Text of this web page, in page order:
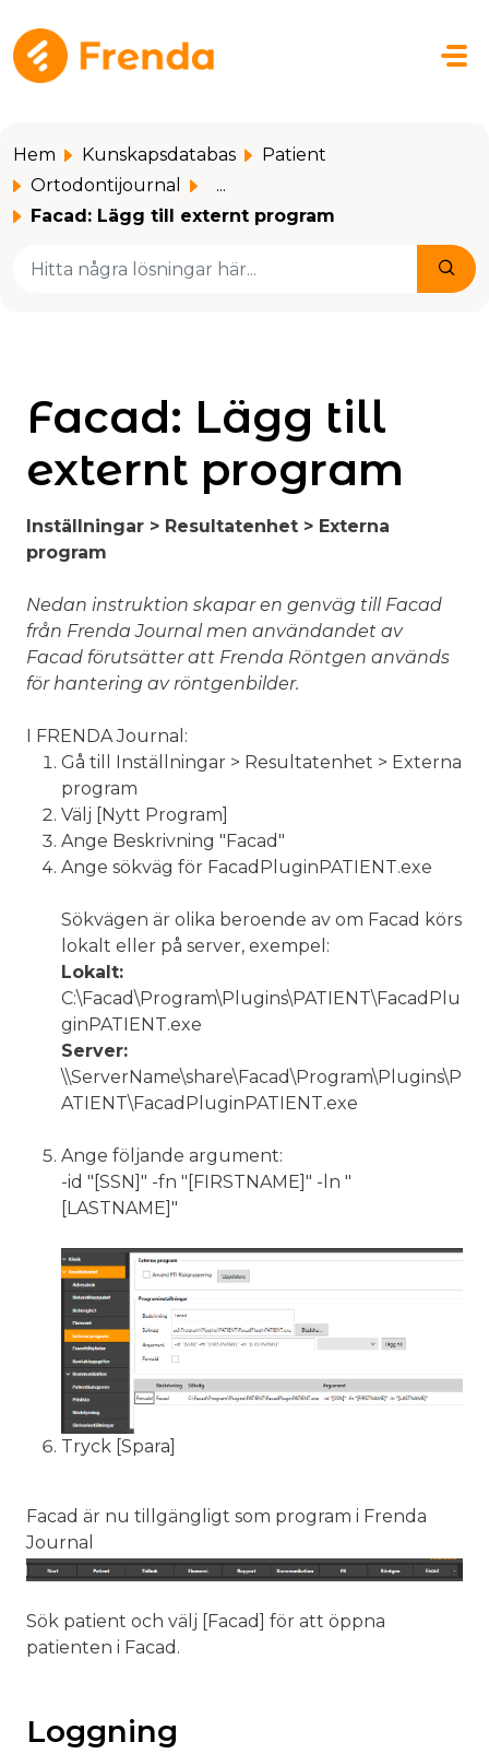
Hoppa över till huvudinnehåll
Hem Kunskapsdatabas
Patient
Ortodontijournal
...
Facad: Lägg till externt program
Facad: Lägg till
externt program
Inställningar > Resultatenhet > Externa
program
Nedan instruktion skapar en genväg till Facad
från Frenda Journal men användandet av
Facad förutsätter att Frenda Röntgen används
för hantering av röntgenbilder.
I FRENDA Journal:
Gå till Inställningar > Resultatenhet > Externa
program
Välj [Nytt Program]
Ange Beskrivning "Facad"
Ange sökväg för FacadPluginPATIENT.exe
Sökvägen är olika beroende av om Facad körs
lokalt eller på server, exempel:
Lokalt:
C:\Facad\Program\Plugins\PATIENT\FacadPlu
ginPATIENT.exe
Server:
\\ServerName\share\Facad\Program\Plugins\P
ATIENT\FacadPluginPATIENT.exe
Ange följande argument:
-id "[SSN]" -fn "[FIRSTNAME]" -ln "
[LASTNAME]"
Tryck [Spara]
Facad är nu tillgängligt som program i Frenda
Journal
Sök patient och välj [Facad] för att öppna
patienten i Facad.
Loggning